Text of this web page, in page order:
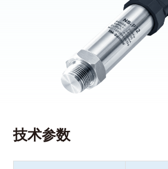
技术参数